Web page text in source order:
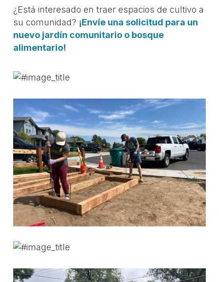
¿Está interesado en traer espacios de cultivo a
su comunidad? ¡Envíe una solicitud para un
nuevo jardín comunitario o bosque
alimentario!